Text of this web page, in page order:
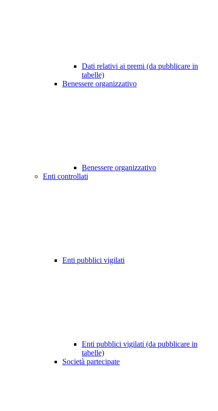
Dati relativi ai premi (da pubblicare in
tabelle)
Benessere organizzativo
Benessere organizzativo
Enti controllati
Enti pubblici vigilati
Enti pubblici vigilati (da pubblicare in
tabelle)
Società partecipate